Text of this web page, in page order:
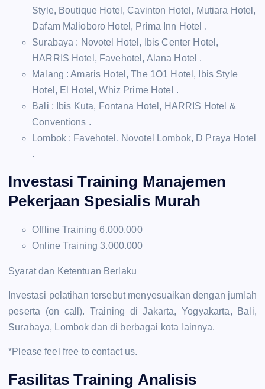
Style, Boutique Hotel, Cavinton Hotel, Mutiara Hotel,
Dafam Malioboro Hotel, Prima Inn Hotel .
Surabaya : Novotel Hotel, Ibis Center Hotel,
HARRIS Hotel, Favehotel, Alana Hotel .
Malang : Amaris Hotel, The 1O1 Hotel, Ibis Style
Hotel, El Hotel, Whiz Prime Hotel .
Bali : Ibis Kuta, Fontana Hotel, HARRIS Hotel &
Conventions .
Lombok : Favehotel, Novotel Lombok, D Praya Hotel
.
Investasi Training Manajemen
Pekerjaan Spesialis Murah
Offline Training 6.000.000
Online Training 3.000.000
Syarat dan Ketentuan Berlaku
Investasi pelatihan tersebut menyesuaikan dengan jumlah
peserta (on call). Training di Jakarta, Yogyakarta, Bali,
Surabaya, Lombok dan di berbagai kota lainnya.
*Please feel free to contact us.
Fasilitas Training Analisis